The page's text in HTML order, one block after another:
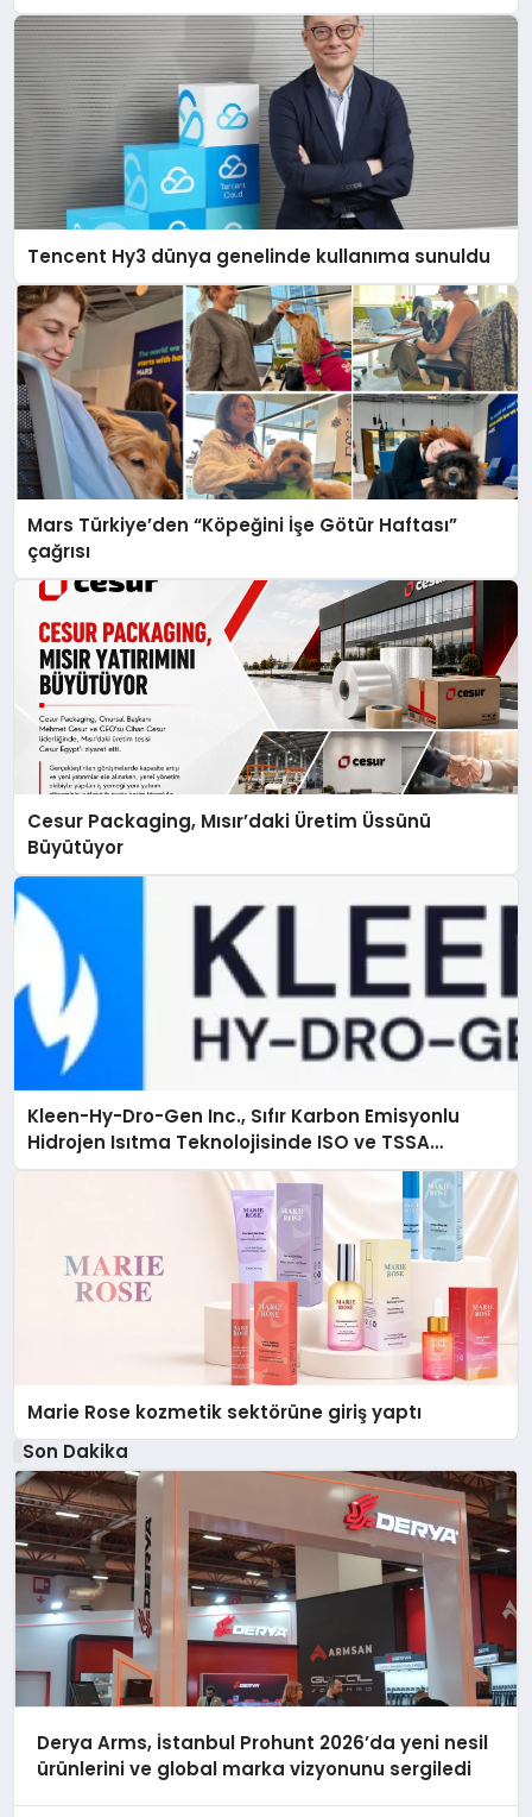
Tencent Hy3 dünya genelinde kullanıma sunuldu
Mars Türkiye’den “Köpeğini İşe Götür Haftası”
çağrısı
Cesur Packaging, Mısır’daki Üretim Üssünü
Büyütüyor
Kleen-Hy-Dro-Gen Inc., Sıfır Karbon Emisyonlu
Hidrojen Isıtma Teknolojisinde ISO ve TSSA
Düzenleyici Onaylarını Aldı
Marie Rose kozmetik sektörüne giriş yaptı
Son Dakika
Derya Arms, İstanbul Prohunt 2026’da yeni nesil
ürünlerini ve global marka vizyonunu sergiledi